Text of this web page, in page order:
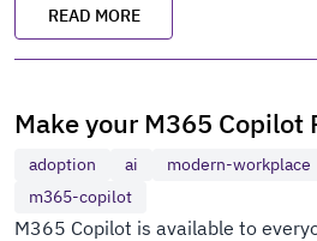
READ MORE
Make your M365 Copilot
adoption ai modern-workplace
m365-copilot
M365 Copilot is available to